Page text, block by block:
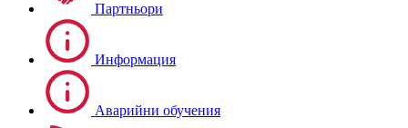
Партньори
Информация
Аварийни обучения